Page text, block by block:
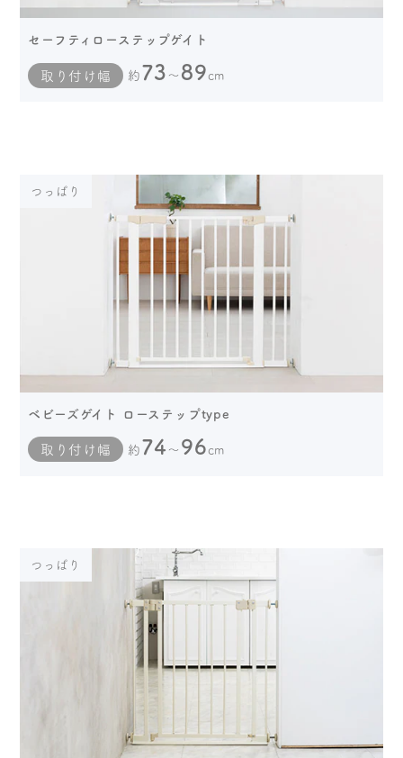
セーフティローステップゲイト
取り付け幅 約 73 ～ 89cm
つっぱり
ベビーズゲイト ローステップtype
取り付け幅 約 74 ～ 96cm
つっぱり